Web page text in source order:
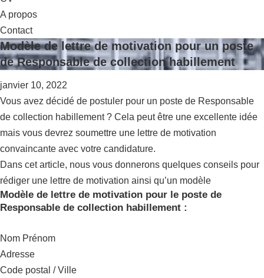
A propos
Contact
Modèle de lettre de motivation pour un poste
de Responsable de collection habillement
janvier 10, 2022
Vous avez décidé de postuler pour un poste de Responsable
de collection habillement ? Cela peut être une excellente idée
mais vous devrez soumettre une lettre de motivation
convaincante avec votre candidature.
Dans cet article, nous vous donnerons quelques conseils pour
rédiger une lettre de motivation ainsi qu’un modèle
Modèle de lettre de motivation pour le poste de
Responsable de collection habillement :
Nom Prénom
Adresse
Code postal / Ville